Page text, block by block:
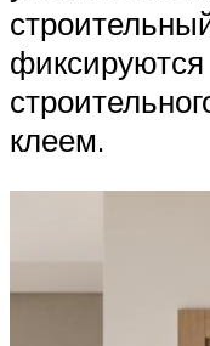
клеем.